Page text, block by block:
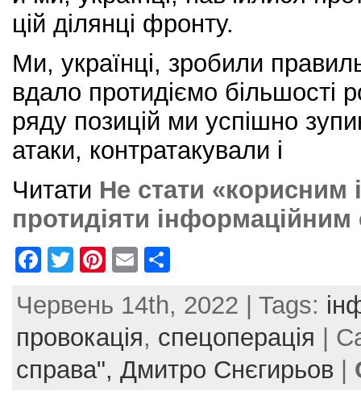
цій ділянці фронту.
Ми, українці, зробили
вдало протидіємо більшості
ряду позицій ми успішно
атаки, контратакували і
Читати Не стати «корисним
протидіяти
F
c
e
b
o
T
itt
er
Pi
er
e
st
E
ai
l
ar
e
Червень 14th, 2022 | Tags:
провокація, спецоперація |
справа", Дмитро Снєгирьов |